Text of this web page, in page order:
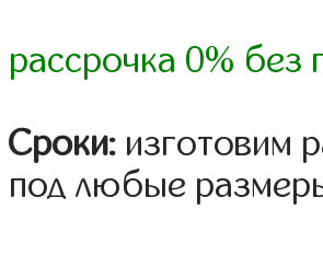
рассрочка 0% без
Сроки: изготовим
под любые